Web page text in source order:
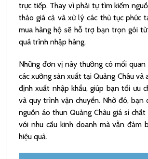
trực tiếp. Thay vì phải tự tìm kiếm
thảo giá cả và xử lý các thủ tục phức
mua hàng hộ sẽ hỗ trợ bạn trọn gói
quá trình nhập hàng.
Những đơn vị này thường có mối quan
các xưởng sản xuất tại Quảng Châu và
định xuất nhập khẩu, giúp bạn tối ưu
và quy trình vận chuyển. Nhờ đó, bạn
nguồn áo thun Quảng Châu giá sỉ
với nhu cầu kinh doanh mà vẫn đảm
hiệu quả.